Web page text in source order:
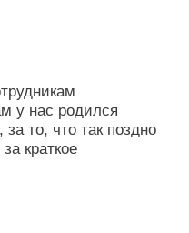
у нас родился
то, что так поздно
краткое